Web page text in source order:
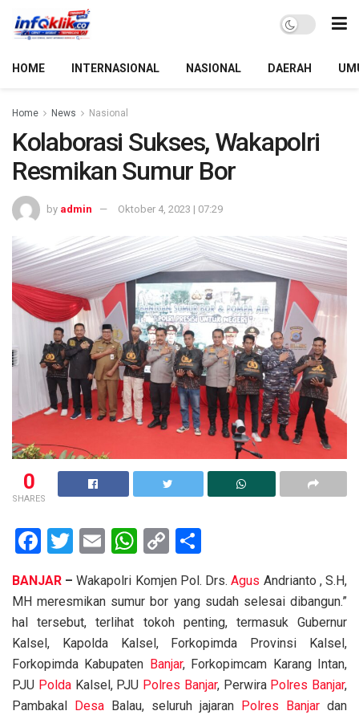
HOME INTERNASIONAL NASIONAL DAERAH
Home News Nasional
Kolaborasi Sukses, Wakapolri
Resmikan Sumur Bor
by admin Oktober 4, 2023 | 07:29
0
SHARES
F
ce
b
o
o
k
T
tt
er
E
ail
W
at
s
A
p
p
C
py
Li
n
k
ar
e
BANJAR – Wakapolri Komjen Pol. Drs.Agus Andrianto , S.H,
MH meresmikan sumur bor yang sudah selesai dibangun.”
hal tersebut, terlihat tokoh penting, termasuk Gubernur
Kalsel, Kapolda Kalsel, Forkopimda Provinsi Kalsel,
Forkopimda Kabupaten Banjar, Forkopimcam Karang Intan,
PJU PoldaKalsel, PJU Polres Banjar, Perwira Polres Banjar,
Pambakal
Desa Balau, seluruh jajaran Polres Banjar dan